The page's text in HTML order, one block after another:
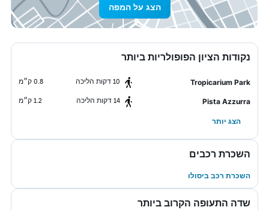
הצג על המפה
נקודות הציון הפופולריות ביותר
Tropicarium Park 10 דקות הליכה 0.8 ק״מ
Pista Azzurra 14 דקות הליכה 1.2 ק״מ
הצג יותר
השכרת רכבים
השכרת רכב ביסולו
שדה התעופה הקרוב ביותר